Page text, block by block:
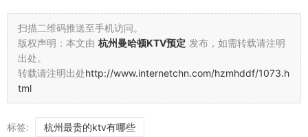
扫描二维码推送至手机访问。
版权声明：本文由 杭州曼哈顿KTV预定 发布，如需转载请注明
出处。
转载请注明出处http://www.internetchn.com/hzmhddf/1073.h
tml
标签: 杭州最贵的ktv有哪些